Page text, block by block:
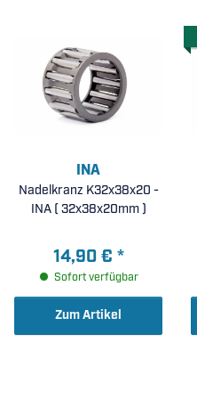
INA
Nadelkranz K32x38x20 -
INA ( 32x38x20mm )
14,90 € *
Sofort verfügbar
Zum Artikel